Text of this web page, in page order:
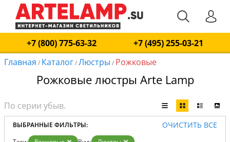
+7 (800) 775-63-32
+7 (495) 255-03-21
Главная / Каталог/Люстры / Рожковые
Рожковые люстры Arte Lamp
ВЫБРАННЫЕ ФИЛЬТРЫ: ОЧИСТИТЬ ВСЕ